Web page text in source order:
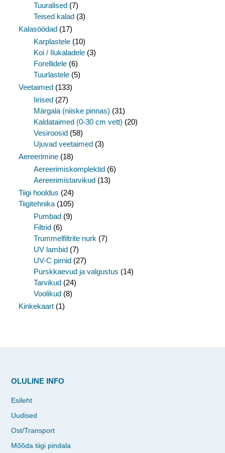
Tuuralised (7)
Teised kalad (3)
Kalasöödad (17)
Karplastele (10)
Koi / Ilukaladele (3)
Forellidele (6)
Tuurlastele (5)
Veetaimed (133)
Iirised (27)
Märgala (niiske pinnas) (31)
Kaldataimed (0-30 cm vett) (20)
Vesiroosid (58)
Ujuvad veetaimed (3)
Aereerimine (18)
Aereerimiskomplektid (6)
Aereerimistarvikud (13)
Tiigi hooldus (24)
Tiigitehnika (105)
Pumbad (9)
Filtrid (6)
Trummelfiltrite nurk (7)
UV lambid (7)
UV-C pirnid (27)
Purskkaevud ja valgustus (14)
Tarvikud (24)
Voolikud (8)
Kinkekaart (1)
OLULINE INFO
Esileht
Uudised
Ost/Transport
Mõõda tiigi pindala